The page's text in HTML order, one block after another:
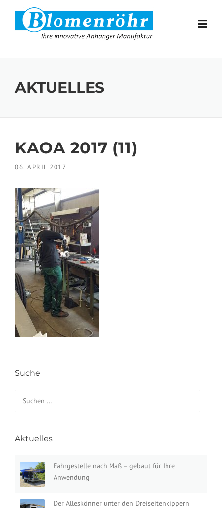
Skip to content
AKTUELLES
KAOA 2017 (11)
06. APRIL 2017
Suche
Aktuelles
Fahrgestelle nach Maß – gebaut für Ihre
Anwendung
Der Alleskönner unter den Dreiseitenkippern